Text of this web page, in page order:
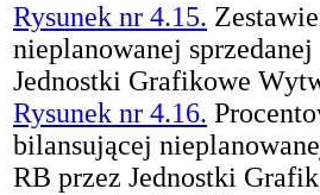
Rysunek nr 4.15.
nieplanowanej
Jednostki Grafikowe
Rysunek nr 4.16.
bilansującej
RB przez Jednostki